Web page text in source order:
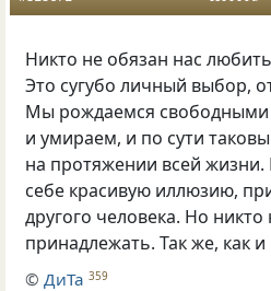
Никто не обязан нас
Это сугубо личный выбор,
Мы рождаемся свободными
и умираем, и по сути
на протяжении всей
себе красивую иллюзию,
другого человека. Но
принадлежать. Так же, как
©ДиТа 359